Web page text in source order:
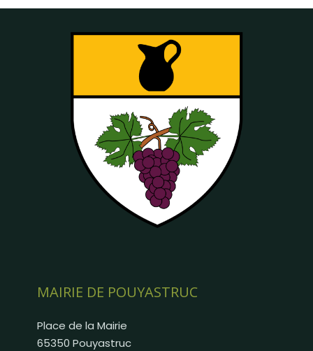
MAIRIE DE POUYASTRUC
Place de la Mairie
65350 Pouyastruc